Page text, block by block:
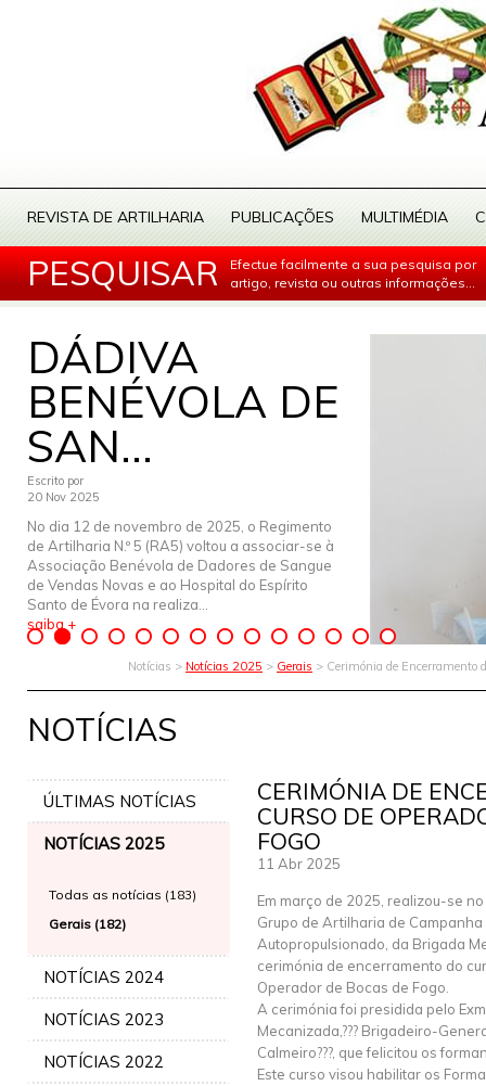
REVISTA DE ARTILHARIA PUBLICAÇÕES MULTIMÉDIA
PESQUISAR
Efectue facilmente a sua pesquisa por
artigo, revista ou outras informações...
DÁDIVA
BENÉVOLA DE
SAN...
Escrito por
20 Nov 2025
No dia 12 de novembro de 2025, o Regimento
de Artilharia N.º 5 (RA5) voltou a associar-se à
Associação Benévola de Dadores de Sangue
de Vendas Novas e ao Hospital do Espírito
Santo de Évora na realiza...
saiba +
Notícias > Notícias 2025 > Gerais > Cerimónia de Encerramento
NOTÍCIAS
ÚLTIMAS NOTÍCIAS
NOTÍCIAS 2025
Todas as notícias (183)
Gerais (182)
NOTÍCIAS 2024
NOTÍCIAS 2023
NOTÍCIAS 2022
CERIMÓNIA DE
CURSO DE
FOGO
11 Abr 2025
Em março de 2025, realizou-se
Grupo de Artilharia de Campanha
Autopropulsionado, da Brigada
cerimónia de encerramento do
Operador de Bocas de Fogo.
A cerimónia foi presidida pelo
Mecanizada,??? Brigadeiro-
Calmeiro???, que felicitou os
Este curso visou habilitar os